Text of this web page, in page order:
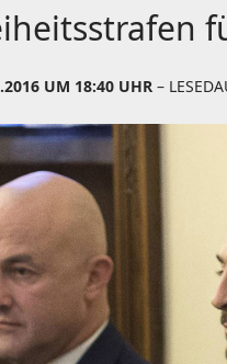
UM 18:40 UHR –